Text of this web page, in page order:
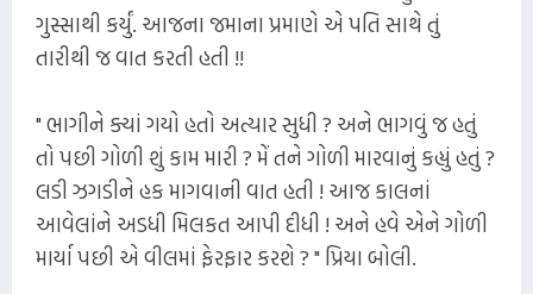
ગુસ્સાથી કર્યું. આજના જમાના પ્રમાણે એ પતિ સાથે તું
તારીથી જ વાત કરતી હતી !!
" ભાગીને ક્યાં ગયો હતો અત્યાર સુધી ? અને ભાગવું જ હતું
તો પછી ગોળી શું કામ મારી ? મેં તને ગોળી મારવાનું કહ્યું હતું ?
લડી ઝગડીને હક માગવાની વાત હતી ! આજ કાલનાં
આવેલાંને અડધી મિલકત આપી દીધી ! અને હવે એને ગોળી
માર્યા પછી એ વીલમાં ફેરફાર કરશે ? " પ્રિયા બોલી.